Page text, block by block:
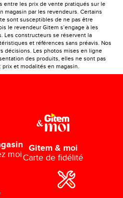
entre les prix de vente pratiqués sur le
magasin par les revendeurs. Certains
sont susceptibles de ne pas être
le revendeur Gitem s’engage à les
Les constructeurs se réservent la
et références sans préavis. Nos
décisions. Les photos mises en ligne
des produits, elles ne sont pas
et modalités en magasin.
moi
Gitem & moi
Carte de fidélité